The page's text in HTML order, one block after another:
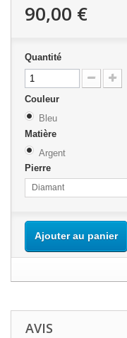
90,00 €
Quantité
Couleur
Bleu
Matière
Argent
Pierre
Diamant
Ajouter au panier
AVIS